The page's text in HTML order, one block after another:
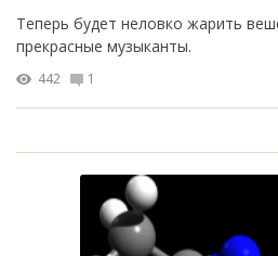
Теперь будет неловко жарить
прекрасные музыканты.
442 1